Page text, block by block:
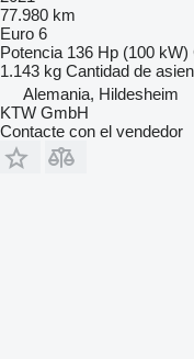
77.980 km
Euro 6
Potencia 136 Hp (100 kW)
1.143 kg Cantidad de
Alemania, Hildesheim
KTW GmbH
Contacte con el vendedor